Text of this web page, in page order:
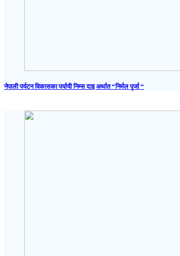
नेपाली पर्यटन विकासका पर्यायी निम्स दाइ अर्थात “निर्मल पुर्जा “